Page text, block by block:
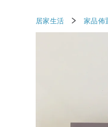
居家生活 家品佈